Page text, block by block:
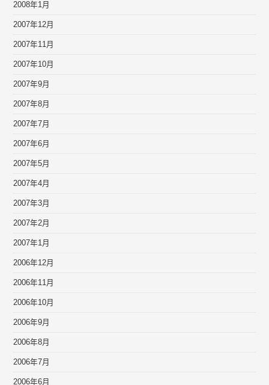
2008年1月
2007年12月
2007年11月
2007年10月
2007年9月
2007年8月
2007年7月
2007年6月
2007年5月
2007年4月
2007年3月
2007年2月
2007年1月
2006年12月
2006年11月
2006年10月
2006年9月
2006年8月
2006年7月
2006年6月